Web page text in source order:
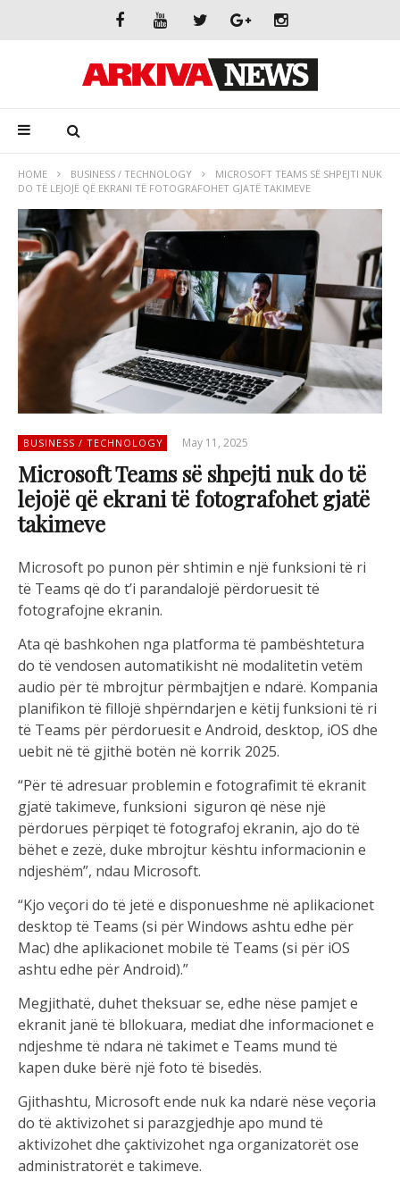
HOME BUSINESS / TECHNOLOGY
MICROSOFT TEAMS SË SHPEJTI NUK
DO TË LEJOJË QË EKRANI TË FOTOGRAFOHET GJATË TAKIMEVE
BUSINESS / TECHNOLOGY May 11, 2025
Microsoft Teams së shpejti nuk do të
lejojë që ekrani të fotografohet gjatë
takimeve
Microsoft po punon për shtimin e një funksioni të ri
të Teams që do t’i parandalojë përdoruesit të
fotografojne ekranin.
Ata që bashkohen nga platforma të pambështetura
do të vendosen automatikisht në modalitetin vetëm
audio për të mbrojtur përmbajtjen e ndarë. Kompania
planifikon të fillojë shpërndarjen e këtij funksioni të ri
të Teams për përdoruesit e Android, desktop, iOS dhe
uebit në të gjithë botën në korrik 2025.
“Për të adresuar problemin e fotografimit të ekranit
gjatë takimeve, funksioni siguron që nëse një
përdorues përpiqet të fotografoj ekranin, ajo do të
bëhet e zezë, duke mbrojtur kështu informacionin e
ndjeshëm”, ndau Microsoft.
“Kjo veçori do të jetë e disponueshme në aplikacionet
desktop të Teams (si për Windows ashtu edhe për
Mac) dhe aplikacionet mobile të Teams (si për iOS
ashtu edhe për Android).”
Megjithatë, duhet theksuar se, edhe nëse pamjet e
ekranit janë të bllokuara, mediat dhe informacionet e
ndjeshme të ndara në takimet e Teams mund të
kapen duke bërë një foto të bisedës.
Gjithashtu, Microsoft ende nuk ka ndarë nëse veçoria
do të aktivizohet si parazgjedhje apo mund të
aktivizohet dhe çaktivizohet nga organizatorët ose
administratorët e takimeve.